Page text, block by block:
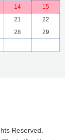
14
15
21
22
28
29
Reserved.